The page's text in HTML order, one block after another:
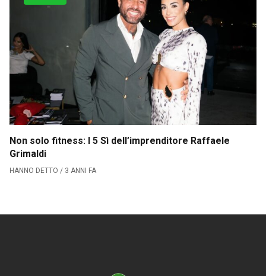
Serie B
CLASSIFICA SERIE B
Contatti
Collabora con noi
La Redazione
Non solo fitness: I 5 Sì dell’imprenditore Raffaele
Grimaldi
HANNO DETTO / 3 ANNI FA